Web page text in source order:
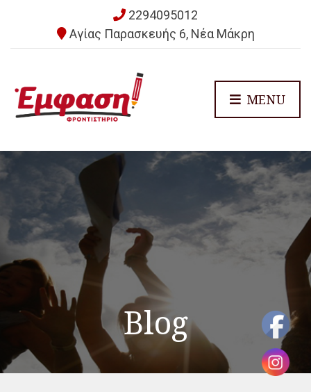
2294095012
Αγίας Παρασκευής 6, Νέα Μάκρη
MENU
Blog